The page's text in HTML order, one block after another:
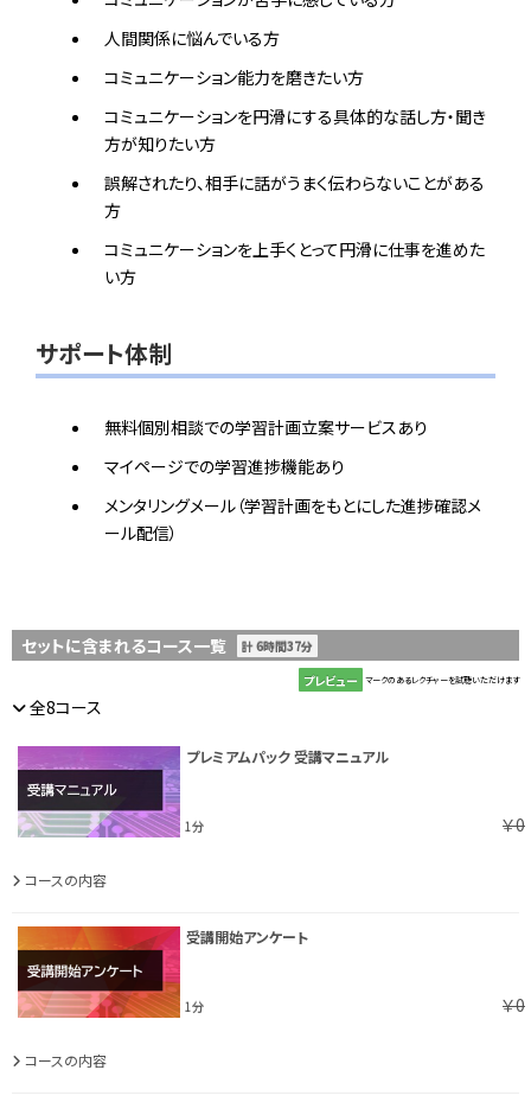
人間関係に悩んでいる方
コミュニケーション能力を磨きたい方
コミュニケーションを円滑にする具体的な話し方・聞き
方が知りたい方
誤解されたり、相手に話がうまく伝わらないことがある
方
コミュニケーションを上手くとって円滑に仕事を進めた
い方
サポート体制
無料個別相談での学習計画立案サービスあり
マイページでの学習進捗機能あり
メンタリングメール（学習計画をもとにした進捗確認メ
ール配信）
セットに含まれるコース一覧 計 6時間37分
プレビュー マークのあるレクチャーを試聴いただけます
全8コース
プレミアムパック 受講マニュアル
1分 ￥0
コースの内容
受講開始アンケート
1分 ￥0
コースの内容